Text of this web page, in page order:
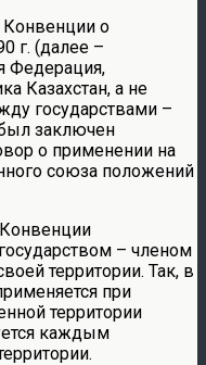
о
г. (далее –
Федерация,
Казахстан, а не
государствами –
заключен
о применении на
союза положений
– членом
территории. Так, в
при
территории
каждым